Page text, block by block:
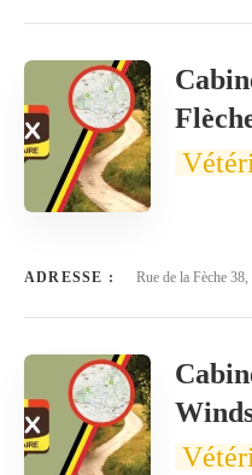
ADRESSE : Rue de la Fèche